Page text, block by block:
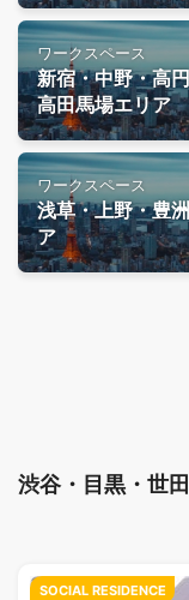
ワークスペース
新宿・中野・高
高田馬場エリア
ワークスペース
浅草・上野・豊
ア
渋谷・目黒・世
SOCIAL RESIDENCE